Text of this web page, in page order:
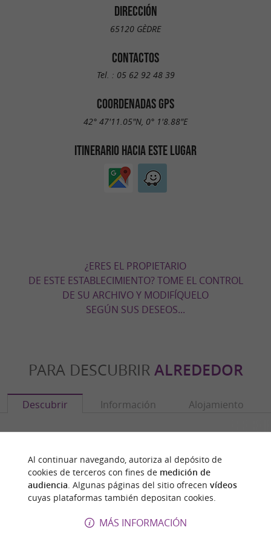
DIRECCIÓN
65120 GÈDRE
CONTACTOS
Tel. : 05 62 92 48 39
COORDENADAS GPS
42° 47'11.05"N, 0° 1'8.88"E
ITINERARIO HACIA ESTE LUGAR
¿ERES EL PROPIETARIO
DE ESTE ESTABLECIMIENTO? TOME EL CONTROL
DE SU ARCHIVO Y MODIFÍQUELO
SEGÚN SUS DESEOS...
PARA DESCUBRIR ALREDEDOR
Descubrir Información Alojamiento
Al continuar navegando, autoriza al depósito de
cookies de terceros con fines de medición de
audiencia . Algunas páginas del sitio ofrecen vídeos
cuyas plataformas también depositan cookies.
MÁS INFORMACIÓN